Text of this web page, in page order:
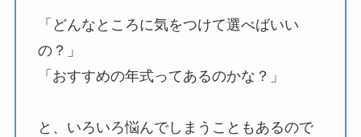
「どんなところに気をつけて選べばいい
の？」
「おすすめの年式ってあるのかな？」
と、いろいろ悩んでしまうこともあるので